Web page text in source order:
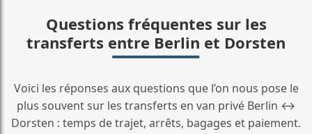
Questions fréquentes sur les
transferts entre Berlin et Dorsten
Voici les réponses aux questions que l’on nous pose le
plus souvent sur les transferts en van privé Berlin ↔
Dorsten : temps de trajet, arrêts, bagages et paiement.